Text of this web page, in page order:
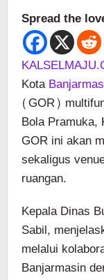
Spread the
Kota
(GOR)
Bola Pramuka,
GOR ini akan
sekaligus
ruangan.
Kepala Dinas
Sabil,
melalui
Banjarmasin